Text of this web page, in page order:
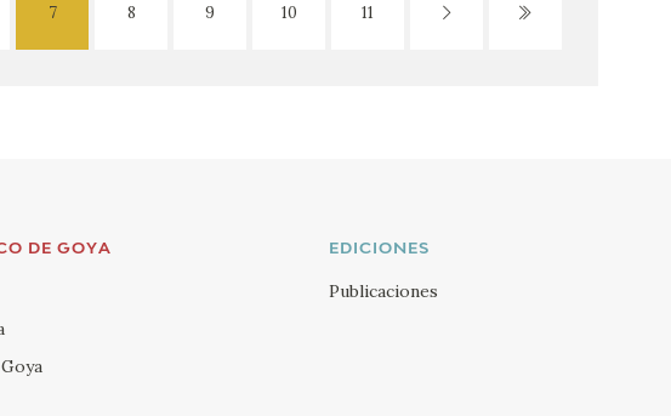
7 8 9 10 11
DE GOYA EDICIONES
Publicaciones